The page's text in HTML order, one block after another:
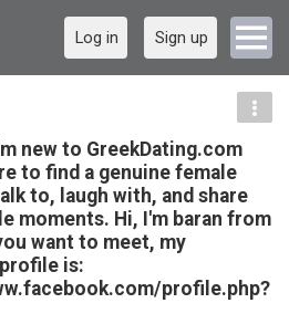
Log in Sign up
new to GreekDating.com
to find a genuine female
to, laugh with, and share
moments. Hi, I'm baran from
want to meet, my
is:
profile.php?